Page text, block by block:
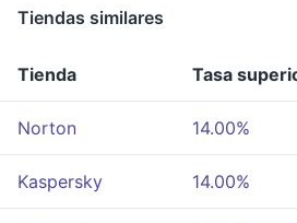
Tiendas similares
Tienda Tasa
Norton 14.00%
Kaspersky 14.00%